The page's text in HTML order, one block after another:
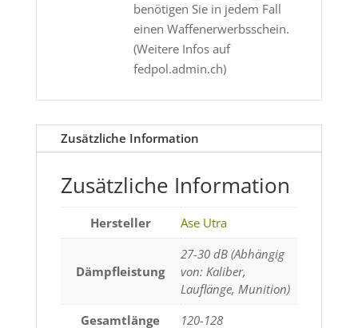
benötigen Sie in jedem Fall
einen Waffenerwerbsschein.
(Weitere Infos auf
fedpol.admin.ch)
Zusätzliche Information
Zusätzliche Information
Hersteller Ase Utra
Dämpfleistung
27-30 dB (Abhängig
von: Kaliber,
Lauflänge, Munition)
Gesamtlänge
120-128